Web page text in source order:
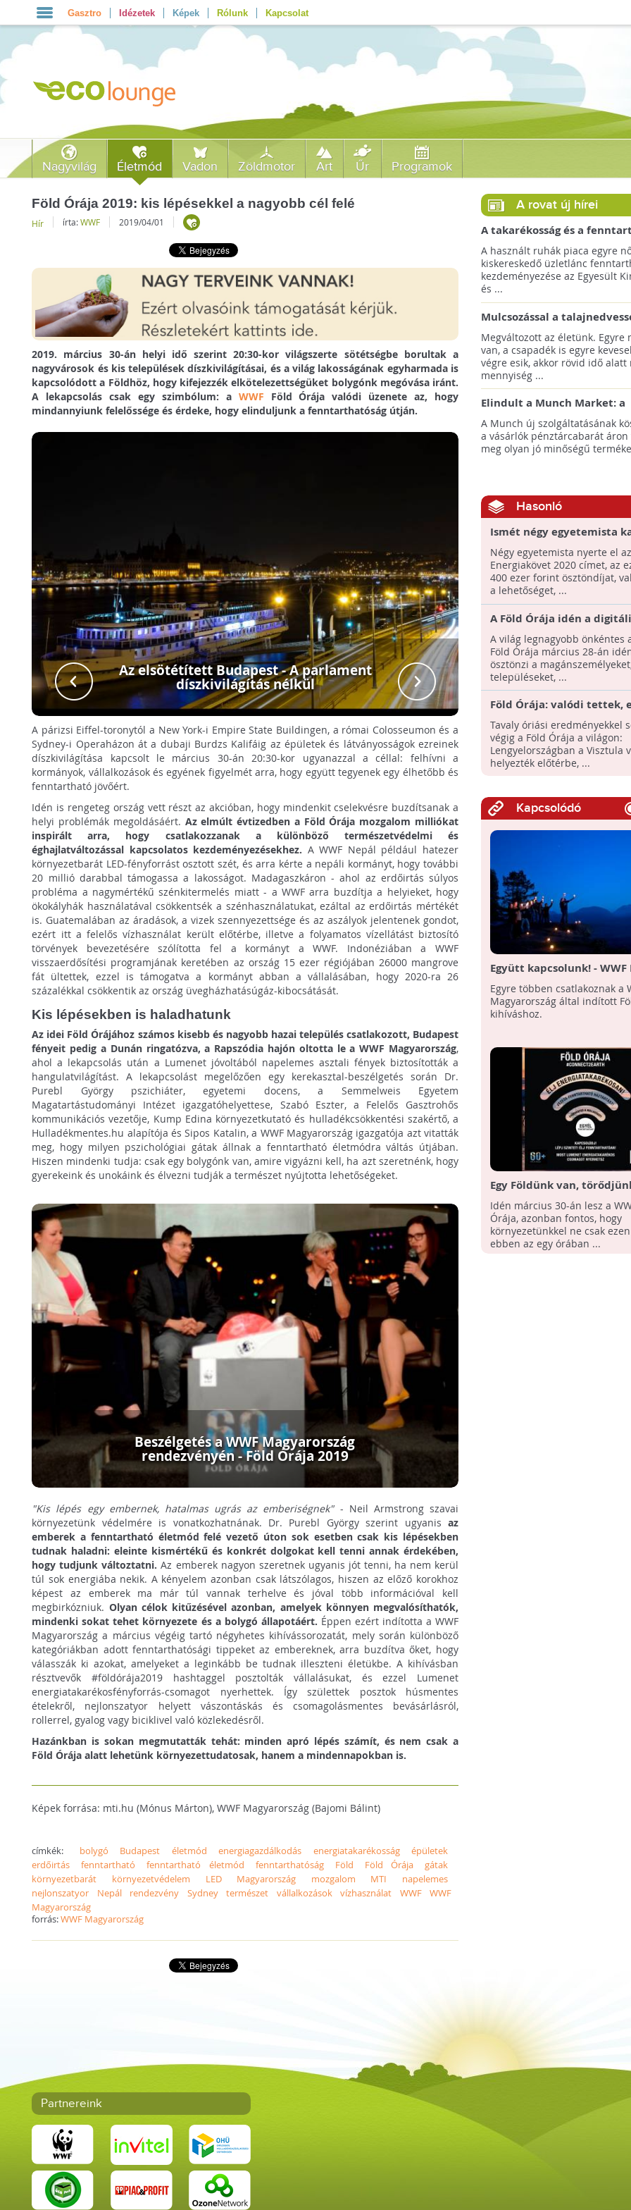
Gasztro Idézetek Képek Rólunk Kapcsolat
Nagyvilág Életmód Vadon Zöldmotor Art Űr Programok
Föld Órája 2019: kis lépésekkel a nagyobb cél felé
Hír írta:WWF 2019/04/01
2019. március 30-án helyi idő szerint 20:30-kor világszerte sötétségbe borultak a
nagyvárosok és kis települések díszkivilágításai, és a világ lakosságának egyharmada is
kapcsolódott a Földhöz, hogy kifejezzék elkötelezettségüket bolygónk megóvása iránt.
A lekapcsolás csak egy szimbólum: a WWF Föld Órája valódi üzenete az, hogy
mindannyiunk felelőssége és érdeke, hogy elinduljunk a fenntarthatóság útján.
Az elsötétített Budapest - A parlament
díszkivilágítás nélkül
A párizsi Eiffel-toronytól a New York-i Empire State Buildingen, a római Colosseumon és a
Sydney-i Operaházon át a dubaji Burdzs Kalifáig az épületek és látványosságok ezreinek
díszkivilágítása kapcsolt le március 30-án 20:30-kor ugyanazzal a céllal: felhívni a
kormányok, vállalkozások és egyének figyelmét arra, hogy együtt tegyenek egy élhetőbb és
fenntartható jövőért.
Idén is rengeteg ország vett részt az akcióban, hogy mindenkit cselekvésre buzdítsanak a
helyi problémák megoldásáért. Az elmúlt évtizedben a Föld Órája mozgalom milliókat
inspirált arra, hogy csatlakozzanak a különböző természetvédelmi és
éghajlatváltozással kapcsolatos kezdeményezésekhez. A WWF Nepál például hatezer
környezetbarát LED-fényforrást osztott szét, és arra kérte a nepáli kormányt, hogy további
20 millió darabbal támogassa a lakosságot. Madagaszkáron - ahol az erdőirtás súlyos
probléma a nagymértékű szénkitermelés miatt - a WWF arra buzdítja a helyieket, hogy
ökokályhák használatával csökkentsék a szénhasználatukat, ezáltal az erdőirtás mértékét
is. Guatemalában az áradások, a vizek szennyezettsége és az aszályok jelentenek gondot,
ezért itt a felelős vízhasználat került előtérbe, illetve a folyamatos vízellátást biztosító
törvények bevezetésére szólította fel a kormányt a WWF. Indonéziában a WWF
visszaerdősítési programjának keretében az ország 15 ezer régiójában 26000 mangrove
fát ültettek, ezzel is támogatva a kormányt abban a vállalásában, hogy 2020-ra 26
százalékkal csökkentik az ország üvegházhatásúgáz-kibocsátását.
Kis lépésekben is haladhatunk
Az idei Föld Órájához számos kisebb és nagyobb hazai település csatlakozott, Budapest
fényeit pedig a Dunán ringatózva, a Rapszódia hajón oltotta le a WWF Magyarország,
ahol a lekapcsolás után a Lumenet jóvoltából napelemes asztali fények biztosították a
hangulatvilágítást. A lekapcsolást megelőzően egy kerekasztal-beszélgetés során Dr.
Purebl György pszichiáter, egyetemi docens, a Semmelweis Egyetem
Magatartástudományi Intézet igazgatóhelyettese, Szabó Eszter, a Felelős Gasztrohős
kommunikációs vezetője, Kump Edina környezetkutató és hulladékcsökkentési szakértő, a
Hulladékmentes.hu alapítója és Sipos Katalin, a WWF Magyarország igazgatója azt vitatták
meg, hogy milyen pszichológiai gátak állnak a fenntartható életmódra váltás útjában.
Hiszen mindenki tudja: csak egy bolygónk van, amire vigyázni kell, ha azt szeretnénk, hogy
gyerekeink és unokáink és élvezni tudják a természet nyújtotta lehetőségeket.
Beszélgetés a WWF Magyarország
rendezvényén - Föld Órája 2019
"Kis lépés egy embernek, hatalmas ugrás az emberiségnek"- Neil Armstrong szavai
környezetünk védelmére is vonatkozhatnának. Dr. Purebl György szerint ugyanis az
emberek a fenntartható életmód felé vezető úton sok esetben csak kis lépésekben
tudnak haladni: eleinte kismértékű és konkrét dolgokat kell tenni annak érdekében,
hogy tudjunk változtatni. Az emberek nagyon szeretnek ugyanis jót tenni, ha nem kerül
túl sok energiába nekik. A kényelem azonban csak látszólagos, hiszen az előző korokhoz
képest az emberek ma már túl vannak terhelve és jóval több információval kell
megbirkózniuk. Olyan célok kitűzésével azonban, amelyek könnyen megvalósíthatók,
mindenki sokat tehet környezete és a bolygó állapotáért. Éppen ezért indította a WWF
Magyarország a március végéig tartó négyhetes kihívássorozatát, mely során különböző
kategóriákban adott fenntarthatósági tippeket az embereknek, arra buzdítva őket, hogy
válasszák ki azokat, amelyeket a leginkább be tudnak illeszteni életükbe. A kihívásban
résztvevők #földórája2019 hashtaggel posztolták vállalásukat, és ezzel Lumenet
energiatakarékosfényforrás-csomagot nyerhettek. Így születtek posztok húsmentes
ételekről, nejlonszatyor helyett vászontáskás és csomagolásmentes bevásárlásról,
rollerrel, gyalog vagy biciklivel való közlekedésről.
Hazánkban is sokan megmutatták tehát: minden apró lépés számít, és nem csak a
Föld Órája alatt lehetünk környezettudatosak, hanem a mindennapokban is.
Képek forrása: mti.hu (Mónus Márton), WWF Magyarország (Bajomi Bálint)
címkék: bolygó Budapest életmód energiagazdálkodás energiatakarékosság
épületek
erdőirtás
fenntartható fenntartható életmód fenntarthatóság Föld Föld Órája
gátak
környezetbarát
környezetvédelem LED Magyarország mozgalom MTI
napelemes
nejlonszatyor
Nepál rendezvény Sydney természet vállalkozások vízhasználat WWF
WWF
Magyarország
forrás:WWF Magyarország
A rovat új hírei
A takarékosság és a
ösztönzésére a Zara 14
országra terjeszti ki
szolgáltatását!
A használt ruhák piaca egyre
kiskereskedő üzletlánc
kezdeményezése az Egyesült
és ...
Mulcsozással a
megtartásáért
Megváltozott az életünk. Egyre
van, a csapadék is egyre
végre esik, akkor rövid idő alatt
mennyiség ...
Elindult a Munch Market: a
pazarláscsökkentő piactér
A Munch új szolgáltatásának
a vásárlók pénztárcabarát áron
meg olyan jó minőségű
Hasonló
Ismét négy egyetemista
meg az Energiakövet 2020
Négy egyetemista nyerte el az
Energiakövet 2020 címet, az
400 ezer forint ösztöndíjat,
a lehetőséget, ...
A Föld Órája idén a
költözik - Így bárki
hozzá!
A világ legnagyobb önkéntes
Föld Órája március 28-án
ösztönzi a
településeket, ...
Föld Órája: valódi tettek,
eredmények
Tavaly óriási eredményekkel
végig a Föld Órája a világon:
Lengyelországban a Visztula
helyezték előtérbe, ...
Kapcsolódó
Együtt kapcsolunk! - WWF
Órája 2019
Egyre többen csatlakoznak a
Magyarország által indított
kihíváshoz.
Egy Földünk van,
Föld Órája 2019
Idén március 30-án lesz a
Órája, azonban fontos, hogy
környezetünkkel ne csak
ebben az egy órában ...
Partnereink